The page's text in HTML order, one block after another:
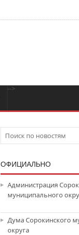
-->
ОФИЦИАЛЬНО
Администрация
муниципального
Дума Сорокинского
округа